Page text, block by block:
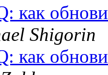
как
Shigorin
как